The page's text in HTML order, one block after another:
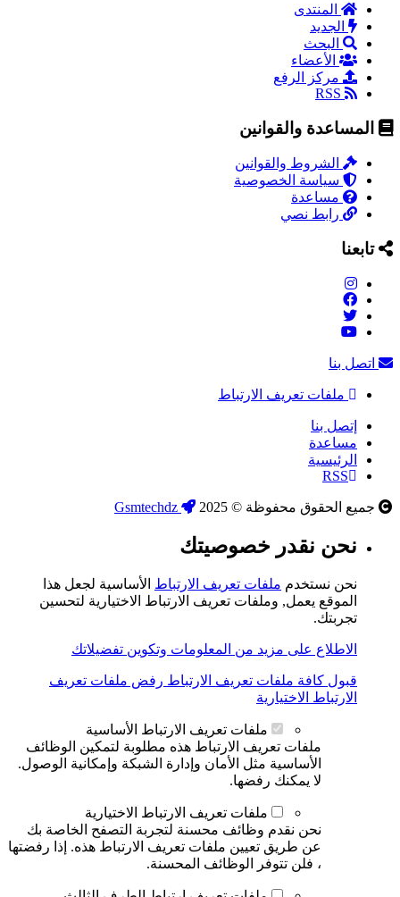
المنتدى
الجديد
البحث
الأعضاء
مركز الرفع
المساعدة والقوانين
الشروط والقوانين
سياسة الخصوصية
مساعدة
رابط نصي
تابعنا
اتصل بنا
ملفات تعريف الارتباط
إتصل بنا
مساعدة
الرئيسية
RSS
جميع الحقوق محفوظة © 2025
نحن نقدر خصوصيتك
نحن نستخدم ملفات تعريف الارتباط الأساسية لجعل هذا
الموقع يعمل, وملفات تعريف الارتباط الاختيارية لتحسين
تجربتك.
الاطلاع على مزيد من المعلومات وتكوين تفضيلاتك
قبول كافة ملفات تعريف الارتباط رفض ملفات تعريف
الارتباط الاختيارية
ملفات تعريف الارتباط الأساسية
ملفات تعريف الارتباط هذه مطلوبة لتمكين الوظائف
الأساسية مثل الأمان وإدارة الشبكة وإمكانية الوصول.
لا يمكنك رفضها.
ملفات تعريف الارتباط الاختيارية
نحن نقدم وظائف محسنة لتجربة التصفح الخاصة بك
عن طريق تعيين ملفات تعريف الارتباط هذه. إذا رفضتها
، فلن تتوفر الوظائف المحسنة.